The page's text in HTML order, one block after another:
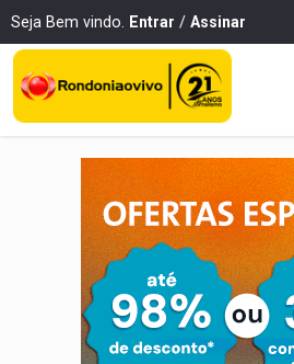
Seja Bem vindo. Entrar / Assinar